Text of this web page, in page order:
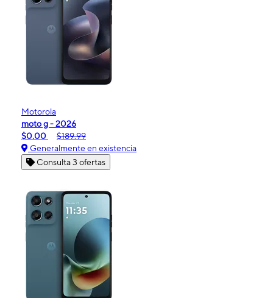
Motorola
moto g - 2026
$0.00
$189.99
Generalmente en existencia
Consulta 3 ofertas